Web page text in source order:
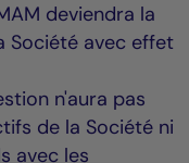
deviendra la
Société avec effet
n'aura pas
de la Société ni
avec les